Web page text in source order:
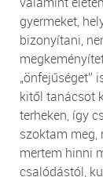
gyermeket,
bizonyítani,
„önfejűséget”
kitől tanácsot
terheken, így
szoktam meg,
mertem hinni
csalódástól,